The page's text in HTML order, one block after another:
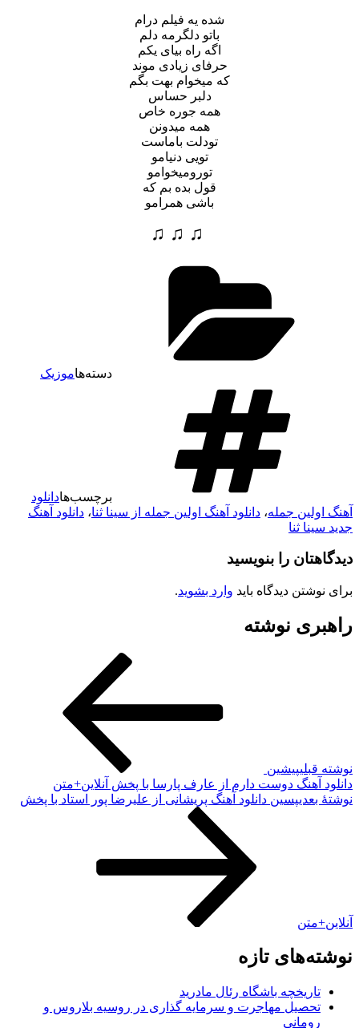
شده یه فیلم درام
باتو دلگرمه دلم
اگه راه بیای یکم
حرفای زیادی موند
که میخوام بهت بگم
دلبر حساس
همه جوره خاص
همه میدونن
تودلت باماست
تویی دنیامو
تورومیخوامو
قول بده بم که
باشی همرامو
♫ ♫ ♫
دسته‌هاموزیک
برچسب‌هادانلود
اولین جمله،دانلود آهنگ اولین جمله از سینا ثنا،دانلود آهنگ
سینا ثنا
را بنویسید
نوشتن دیدگاه بایدوارد بشوید.
نوشته
قبلیپیشین
آهنگ دوست دارم از عارف پارسا با پخش آنلاین+متن
بعدیپسین دانلود آهنگ پریشانی از علیرضا پور استاد با پخش
تازه
تاریخچه باشگاه رئال مادرید
تحصیل مهاجرت و سرمایه گذاری در روسیه بلاروس و
رومانی